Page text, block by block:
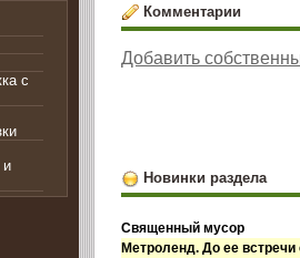
с
и
Комментарии
Добавить
Новинки раздела
Священный мусор
Метроленд. До ее